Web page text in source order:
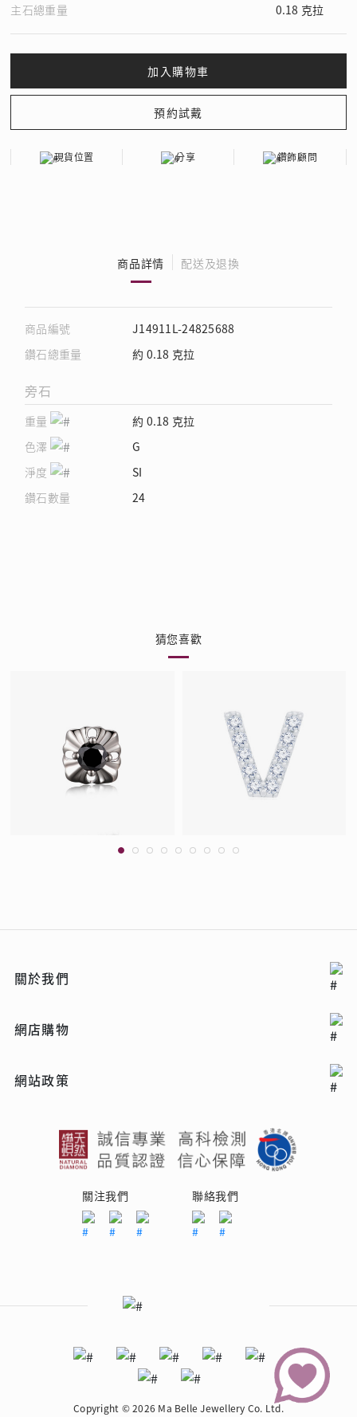
主石總重量 0.18 克拉
現貨位置 分享 鑽飾顧問
商品詳情 配送及退換
商品編號
J14911L-24825688
鑽石總重量
約 0.18 克拉
旁石
重量
約 0.18 克拉
色澤
G
淨度
SI
鑽石數量
24
猜您喜歡
關於我們
網店購物
網站政策
關注我們 聯絡我們
Copyright © 2026 Ma Belle Jewellery Co. Ltd.